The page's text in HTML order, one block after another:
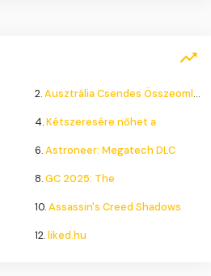
2.Ausztrália Csendes Összeomlása
4.Kétszeresére nőhet a
6.Astroneer: Megatech DLC
8.GC 2025: The
10.Assassin's Creed Shadows
12.liked.hu